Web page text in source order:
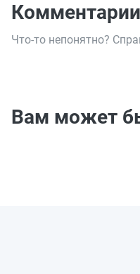
Комментарии
Что-то непонятно?
Вам может